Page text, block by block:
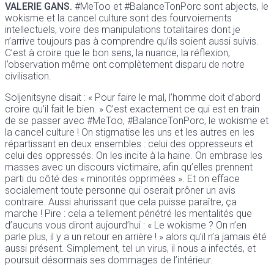
VALERIE GANS. #MeToo et #BalanceTonPorc sont abjects, le
wokisme et la cancel culture sont des fourvoiements
intellectuels, voire des manipulations totalitaires dont je
n’arrive toujours pas à comprendre qu’ils soient aussi suivis.
C’est à croire que le bon sens, la nuance, la réflexion,
l’observation même ont complètement disparu de notre
civilisation.
Soljenitsyne disait : « Pour faire le mal, l’homme doit d’abord
croire qu’il fait le bien. » C’est exactement ce qui est en train
de se passer avec #MeToo, #BalanceTonPorc, le wokisme et
la cancel culture ! On stigmatise les uns et les autres en les
répartissant en deux ensembles : celui des oppresseurs et
celui des oppressés. On les incite à la haine. On embrase les
masses avec un discours victimaire, afin qu’elles prennent
parti du côté des « minorités opprimées ». Et on efface
socialement toute personne qui oserait prôner un avis
contraire. Aussi ahurissant que cela puisse paraître, ça
marche ! Pire : cela a tellement pénétré les mentalités que
d’aucuns vous diront aujourd’hui : « Le wokisme ? On n’en
parle plus, il y a un retour en arrière ! » alors qu’il n’a jamais été
aussi présent. Simplement, tel un virus, il nous a infectés, et
poursuit désormais ses dommages de l’intérieur.